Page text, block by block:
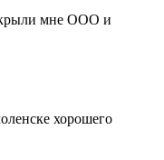
мне ООО и
хорошего